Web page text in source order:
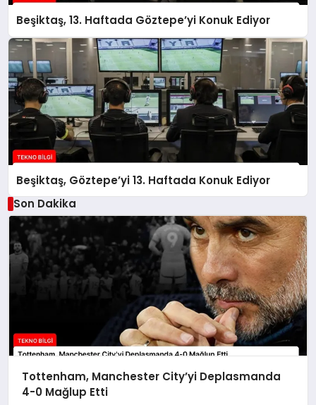
Beşiktaş, 13. Haftada Göztepe’yi Konuk Ediyor
Beşiktaş, Göztepe’yi 13. Haftada Konuk Ediyor
Son Dakika
Tottenham, Manchester City’yi Deplasmanda
4-0 Mağlup Etti